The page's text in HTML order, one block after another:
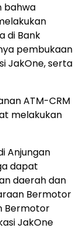
bahwa
di Bank
pembukaan
JakOne, serta
ATM-CRM
melakukan
Anjungan
dapat
daerah dan
Bermotor
Bermotor
JakOne